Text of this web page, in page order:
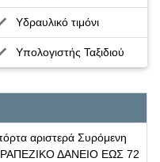
Υδραυλικό τιμόνι
Υπολογιστής Ταξιδιού
αριστερά Συρόμενη
ΔΑΝΕΙΟ ΕΩΣ 72